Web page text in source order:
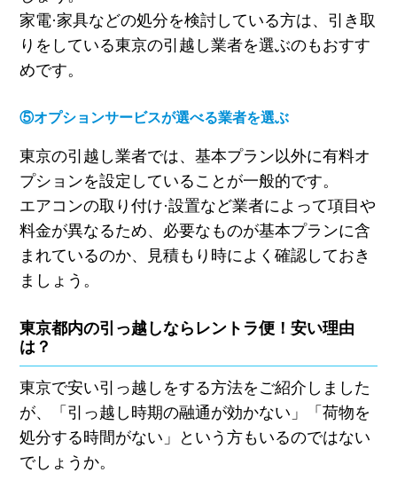
家電·家具などの処分を検討している方は、引き取
りをしている東京の引越し業者を選ぶのもおすす
めです。
⑤オプションサービスが選べる業者を選ぶ
東京の引越し業者では、基本プラン以外に有料オ
プションを設定していることが一般的です。
エアコンの取り付け·設置など業者によって項目や
料金が異なるため、必要なものが基本プランに含
まれているのか、見積もり時によく確認しておき
ましょう。
東京都内の引っ越しならレントラ便！安い理由
は？
東京で安い引っ越しをする方法をご紹介しました
が、「引っ越し時期の融通が効かない」「荷物を
処分する時間がない」という方もいるのではない
でしょうか。